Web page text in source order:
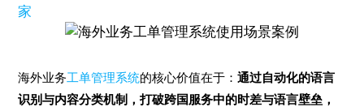
家
海外业务工单管理系统的核心价值在于：通过自动化的语言
识别与内容分类机制，打破跨国服务中的时差与语言壁垒，